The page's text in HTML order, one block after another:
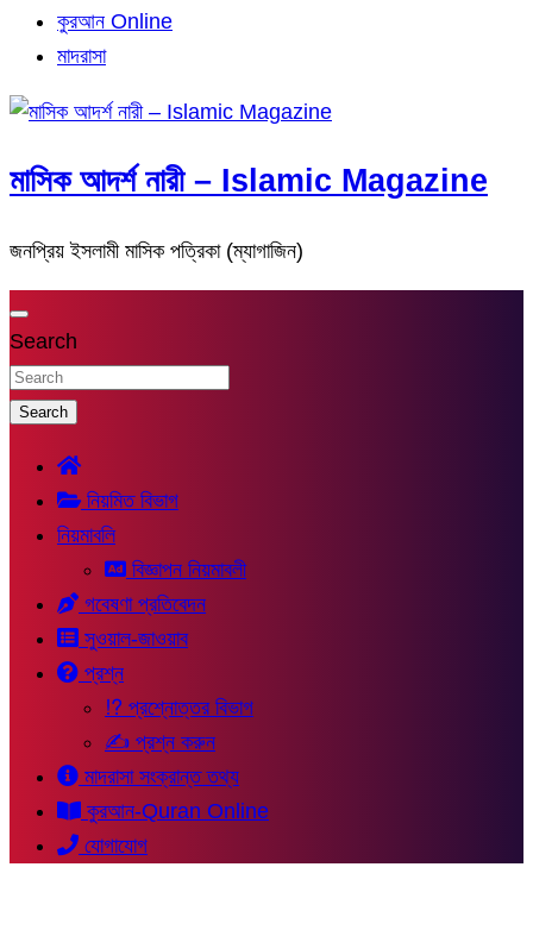
কুরআন Online
মাদরাসা
মাসিক আদর্শ নারী – Islamic Magazine
জনপ্রিয় ইসলামী মাসিক পত্রিকা (ম্যাগাজিন)
Search
Search
নিয়মিত বিভাগ
নিয়মাবলি
বিজ্ঞাপন নিয়মাবলী
গবেষণা প্রতিবেদন
সুওয়াল-জাওয়াব
প্রশ্ন
⁉ প্রশ্নোত্তর বিভাগ
✍ প্রশ্ন করুন
মাদরাসা সংক্রান্ত তথ্য
কুরআন-Quran Online
যোগাযোগ